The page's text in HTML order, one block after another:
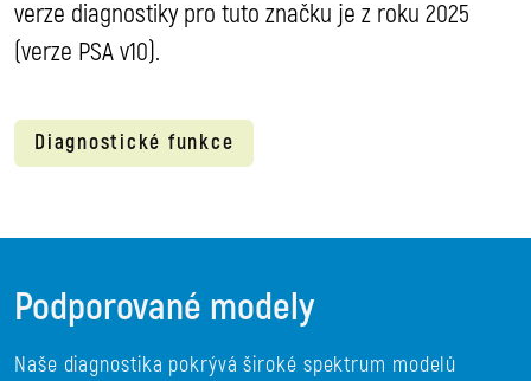
verze diagnostiky pro tuto značku je z roku 2025
(verze PSA v10).
Diagnostické funkce
Podporované modely
Naše diagnostika pokrývá široké spektrum modelů